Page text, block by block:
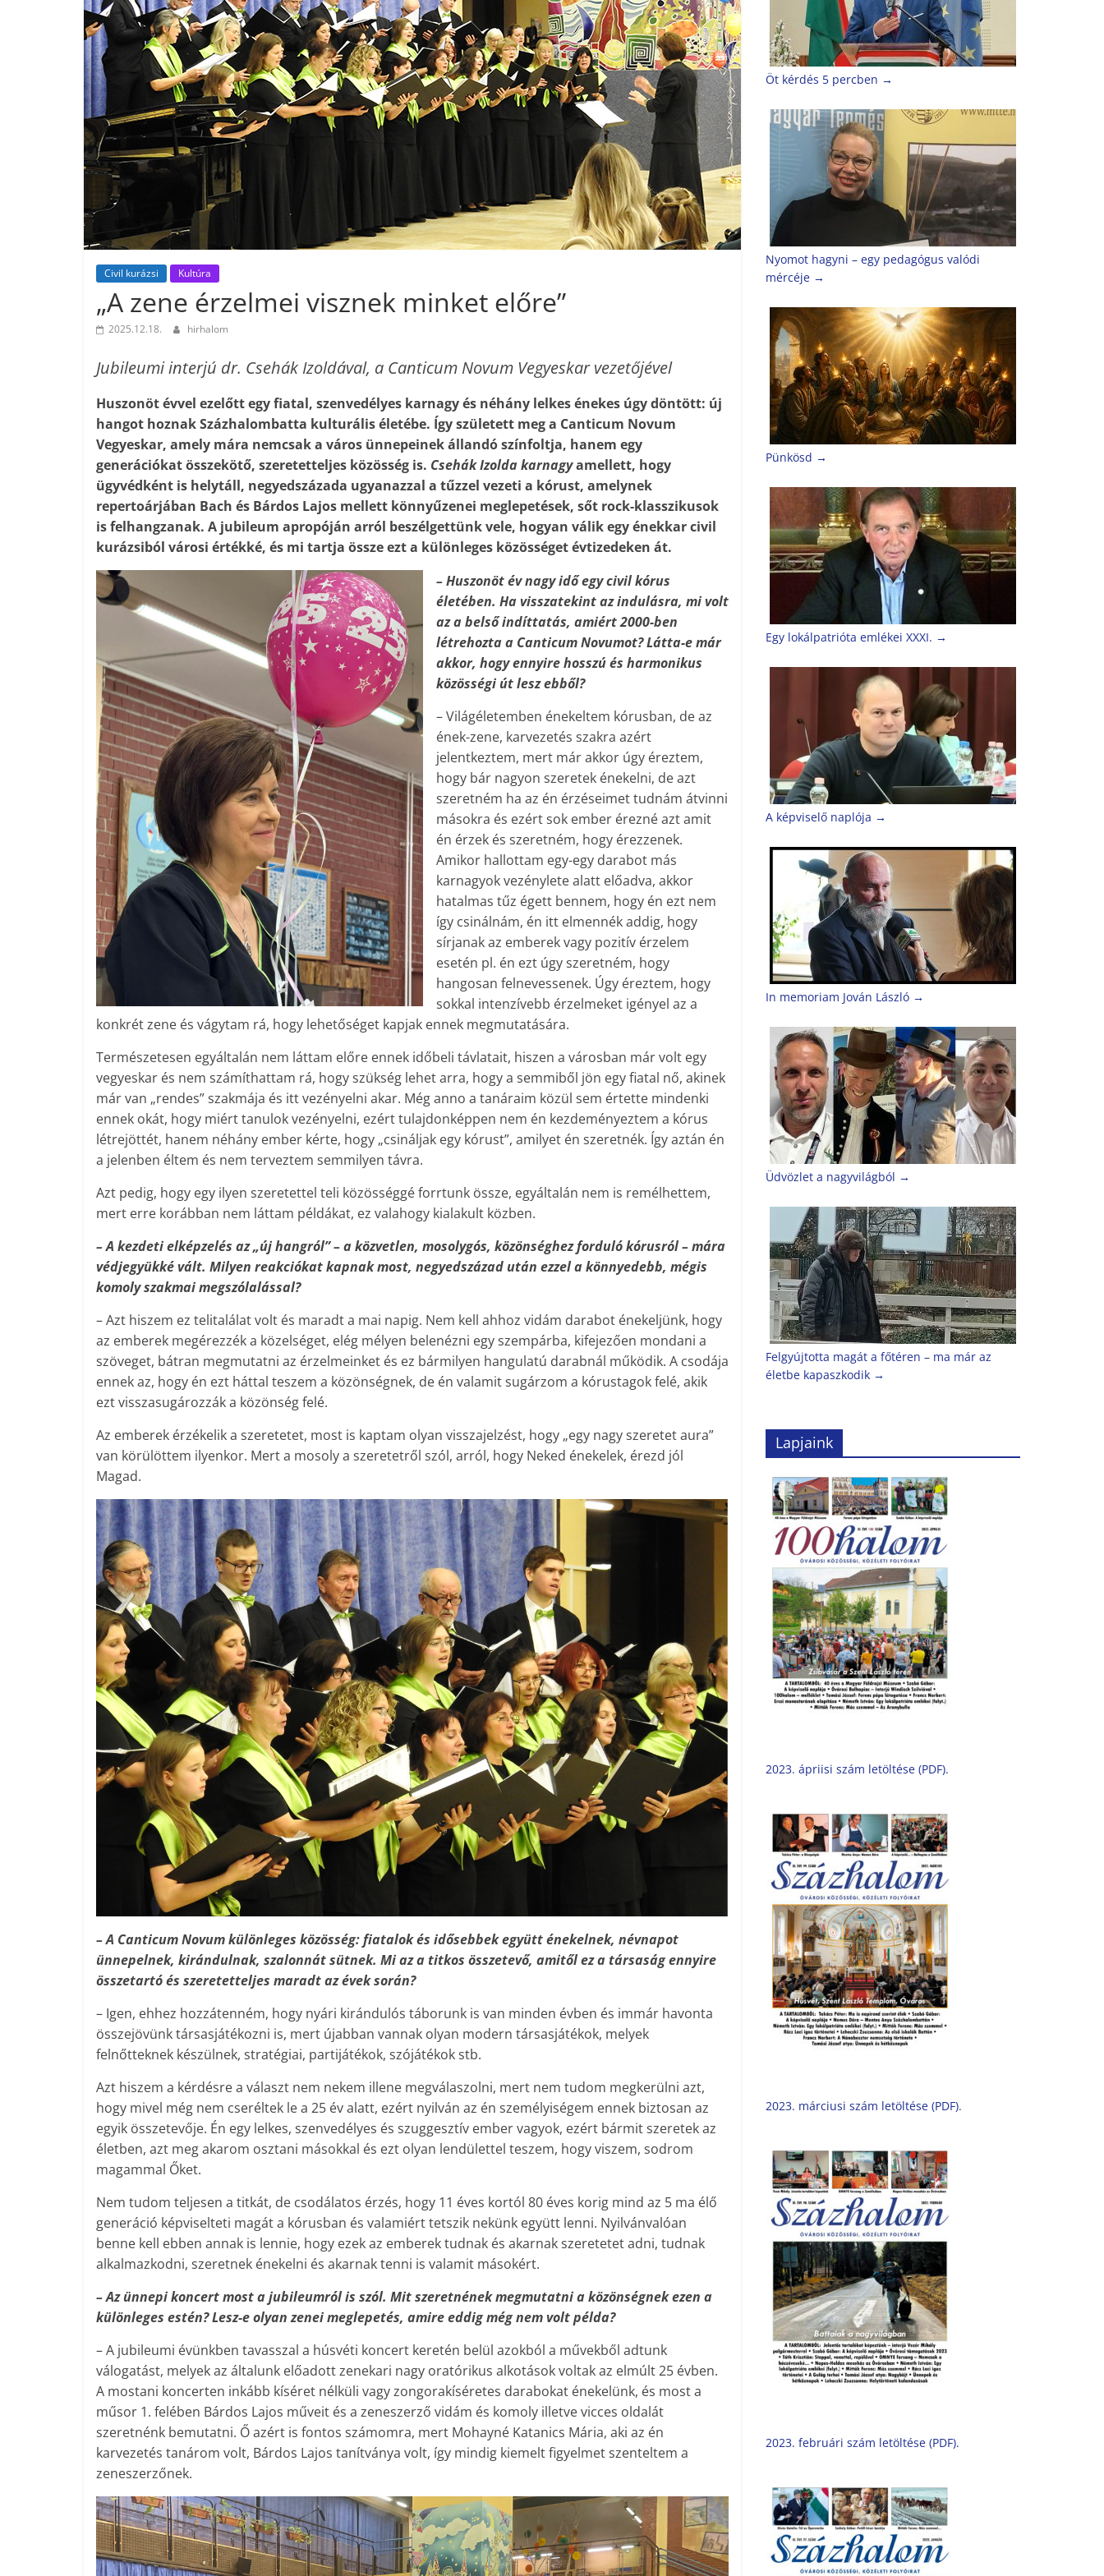
Civil kurázsi Kultúra
„A zene érzelmei visznek minket előre”
2025.12.18. hirhalom
Jubileumi interjú dr. Csehák Izoldával, a Canticum Novum Vegyeskar vezetőjével
Huszonöt évvel ezelőtt egy fiatal, szenvedélyes karnagy és néhány lelkes énekes úgy döntött: új
hangot hoznak Százhalombatta kulturális életébe. Így született meg a Canticum Novum
Vegyeskar, amely mára nemcsak a város ünnepeinek állandó színfoltja, hanem egy
generációkat összekötő, szeretetteljes közösség is. Csehák Izolda karnagyamellett, hogy
ügyvédként is helytáll, negyedszázada ugyanazzal a tűzzel vezeti a kórust, amelynek
repertoárjában Bach és Bárdos Lajos mellett könnyűzenei meglepetések, sőt rock-klasszikusok
is felhangzanak. A jubileum apropóján arról beszélgettünk vele, hogyan válik egy énekkar civil
kurázsiból városi értékké, és mi tartja össze ezt a különleges közösséget évtizedeken át.
– Huszonöt év nagy idő egy civil kórus
életében. Ha visszatekint az indulásra, mi volt
az a belső indíttatás, amiért 2000-ben
létrehozta a Canticum Novumot? Látta-e már
akkor, hogy ennyire hosszú és harmonikus
közösségi út lesz ebből?
– Világéletemben énekeltem kórusban, de az
ének-zene, karvezetés szakra azért
jelentkeztem, mert már akkor úgy éreztem,
hogy bár nagyon szeretek énekelni, de azt
szeretném ha az én érzéseimet tudnám átvinni
másokra és ezért sok ember érezné azt amit
én érzek és szeretném, hogy érezzenek.
Amikor hallottam egy-egy darabot más
karnagyok vezénylete alatt előadva, akkor
hatalmas tűz égett bennem, hogy én ezt nem
így csinálnám, én itt elmennék addig, hogy
sírjanak az emberek vagy pozitív érzelem
esetén pl. én ezt úgy szeretném, hogy
hangosan felnevessenek. Úgy éreztem, hogy
sokkal intenzívebb érzelmeket igényel az a
konkrét zene és vágytam rá, hogy lehetőséget kapjak ennek megmutatására.
Természetesen egyáltalán nem láttam előre ennek időbeli távlatait, hiszen a városban már volt egy
vegyeskar és nem számíthattam rá, hogy szükség lehet arra, hogy a semmiből jön egy fiatal nő, akinek
már van „rendes” szakmája és itt vezényelni akar. Még anno a tanáraim közül sem értette mindenki
ennek okát, hogy miért tanulok vezényelni, ezért tulajdonképpen nem én kezdeményeztem a kórus
létrejöttét, hanem néhány ember kérte, hogy „csináljak egy kórust”, amilyet én szeretnék. Így aztán én
a jelenben éltem és nem terveztem semmilyen távra.
Azt pedig, hogy egy ilyen szeretettel teli közösséggé forrtunk össze, egyáltalán nem is remélhettem,
mert erre korábban nem láttam példákat, ez valahogy kialakult közben.
– A kezdeti elképzelés az „új hangról” – a közvetlen, mosolygós, közönséghez forduló kórusról – mára
védjegyükké vált. Milyen reakciókat kapnak most, negyedszázad után ezzel a könnyedebb, mégis
komoly szakmai megszólalással?
– Azt hiszem ez telitalálat volt és maradt a mai napig. Nem kell ahhoz vidám darabot énekeljünk, hogy
az emberek megérezzék a közelséget, elég mélyen belenézni egy szempárba, kifejezően mondani a
szöveget, bátran megmutatni az érzelmeinket és ez bármilyen hangulatú darabnál működik. A csodája
ennek az, hogy én ezt háttal teszem a közönségnek, de én valamit sugárzom a kórustagok felé, akik
ezt visszasugározzák a közönség felé.
Az emberek érzékelik a szeretetet, most is kaptam olyan visszajelzést, hogy „egy nagy szeretet aura”
van körülöttem ilyenkor. Mert a mosoly a szeretetről szól, arról, hogy Neked énekelek, érezd jól
Magad.
– A Canticum Novum különleges közösség: fiatalok és idősebbek együtt énekelnek, névnapot
ünnepelnek, kirándulnak, szalonnát sütnek. Mi az a titkos összetevő, amitől ez a társaság ennyire
összetartó és szeretetteljes maradt az évek során?
– Igen, ehhez hozzátenném, hogy nyári kirándulós táborunk is van minden évben és immár havonta
összejövünk társasjátékozni is, mert újabban vannak olyan modern társasjátékok, melyek
felnőtteknek készülnek, stratégiai, partijátékok, szójátékok stb.
Azt hiszem a kérdésre a választ nem nekem illene megválaszolni, mert nem tudom megkerülni azt,
hogy mivel még nem cseréltek le a 25 év alatt, ezért nyilván az én személyiségem ennek biztosan az
egyik összetevője. Én egy lelkes, szenvedélyes és szuggesztív ember vagyok, ezért bármit szeretek az
életben, azt meg akarom osztani másokkal és ezt olyan lendülettel teszem, hogy viszem, sodrom
magammal Őket.
Nem tudom teljesen a titkát, de csodálatos érzés, hogy 11 éves kortól 80 éves korig mind az 5 ma élő
generáció képviselteti magát a kórusban és valamiért tetszik nekünk együtt lenni. Nyilvánvalóan
benne kell ebben annak is lennie, hogy ezek az emberek tudnak és akarnak szeretetet adni, tudnak
alkalmazkodni, szeretnek énekelni és akarnak tenni is valamit másokért.
– Az ünnepi koncert most a jubileumról is szól. Mit szeretnének megmutatni a közönségnek ezen a
különleges estén? Lesz-e olyan zenei meglepetés, amire eddig még nem volt példa?
– A jubileumi évünkben tavasszal a húsvéti koncert keretén belül azokból a művekből adtunk
válogatást, melyek az általunk előadott zenekari nagy oratórikus alkotások voltak az elmúlt 25 évben.
A mostani koncerten inkább kíséret nélküli vagy zongorakíséretes darabokat énekelünk, és most a
műsor 1. felében Bárdos Lajos műveit és a zeneszerző vidám és komoly illetve vicces oldalát
szeretnénk bemutatni. Ő azért is fontos számomra, mert Mohayné Katanics Mária, aki az én
karvezetés tanárom volt, Bárdos Lajos tanítványa volt, így mindig kiemelt figyelmet szenteltem a
zeneszerzőnek.
Öt kérdés 5 percben →
Nyomot hagyni – egy pedagógus valódi
mércéje →
Pünkösd →
Egy lokálpatrióta emlékei XXXI. →
A képviselő naplója →
In memoriam Jován László →
Üdvözlet a nagyvilágból →
Felgyújtotta magát a főtéren – ma már az
életbe kapaszkodik →
Lapjaink
2023. ápriisi szám letöltése (PDF).
2023. márciusi szám letöltése (PDF).
2023. februári szám letöltése (PDF).